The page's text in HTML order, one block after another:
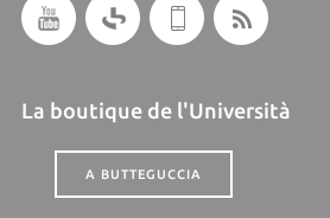
La boutique de l'Università
A BUTTEGUCCIA